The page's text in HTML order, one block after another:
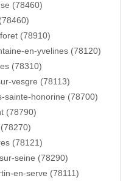
(78460)
(78910)
en-yvelines (78120)
(78310)
vesgre (78113)
sainte-honorine (78700)
(78790)
(78121)
seine (78290)
en-serve (78111)